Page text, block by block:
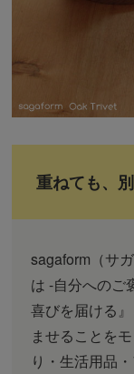
重ねても、
sagaform（サ
は -自分へのご
喜びを届ける
ませることを
り・生活用品